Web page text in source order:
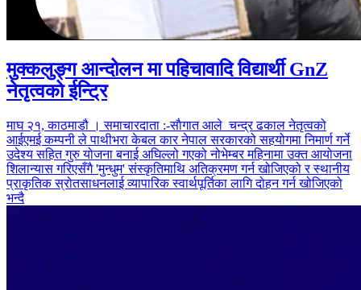
मुक्कलुङ्ग आन्दोलन मा पहिचावादि विद्यार्थी GnZ
नेतृत्वको ईन्ट्रि
माघ २१, काठमाडौ । समाचारदाता :-साैगात आले चन्द्र ढकाल नेतृत्वको
आईएमई कम्पनी ले पाथीभरा केबल कार नेपाल सरकारको सहयोगमा निमार्ण गर्ने
उदेश्य सहित गुरु योजना बनाई अघिल्लो गएको नोभेम्बर महिनामा उक्त आयोजना
शिलान्यास गरिएसँगै 'मुन्धुम' संस्कृतिमाथि अतिक्रमण गर्न खोजिएको र स्थानीय
प्राकृतिक स्रोतसाधनलाई व्यापारिक स्वार्थपूर्तिका लागि दोहन गर्न खोजिएको
भन्दै